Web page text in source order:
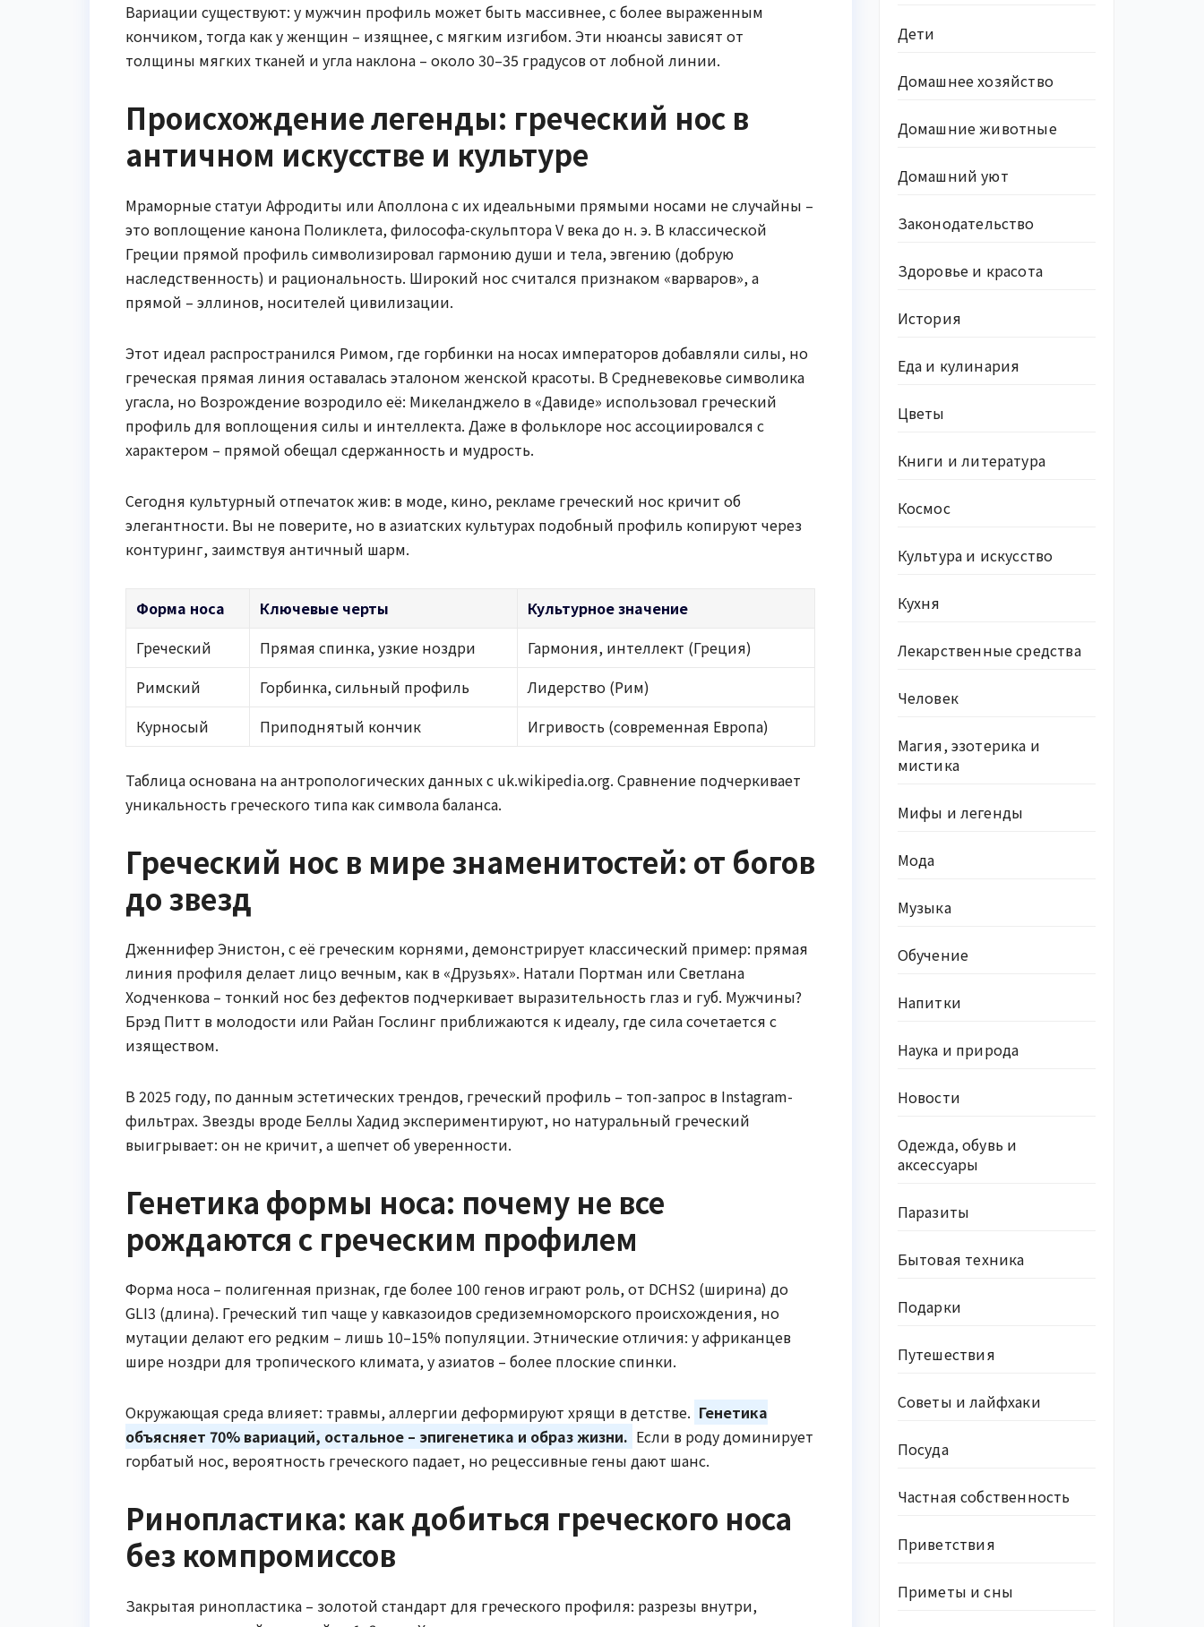
Вариации существуют: у мужчин профиль может быть массивнее, с более выраженным
кончиком, тогда как у женщин – изящнее, с мягким изгибом. Эти нюансы зависят от
толщины мягких тканей и угла наклона – около 30–35 градусов от лобной линии.
Происхождение легенды: греческий нос в
античном искусстве и культуре
Мраморные статуи Афродиты или Аполлона с их идеальными прямыми носами не случайны –
это воплощение канона Поликлета, философа-скульптора V века до н. э. В классической
Греции прямой профиль символизировал гармонию души и тела, эвгению (добрую
наследственность) и рациональность. Широкий нос считался признаком «варваров», а
прямой – эллинов, носителей цивилизации.
Этот идеал распространился Римом, где горбинки на носах императоров добавляли силы, но
греческая прямая линия оставалась эталоном женской красоты. В Средневековье символика
угасла, но Возрождение возродило её: Микеланджело в «Давиде» использовал греческий
профиль для воплощения силы и интеллекта. Даже в фольклоре нос ассоциировался с
характером – прямой обещал сдержанность и мудрость.
Сегодня культурный отпечаток жив: в моде, кино, рекламе греческий нос кричит об
элегантности. Вы не поверите, но в азиатских культурах подобный профиль копируют через
контуринг, заимствуя античный шарм.
Форма носа Ключевые черты
Культурное значение
Греческий
Прямая спинка, узкие ноздри
Гармония, интеллект (Греция)
Римский
Горбинка, сильный профиль
Лидерство (Рим)
Курносый
Приподнятый кончик Игривость (современная Европа)
Таблица основана на антропологических данных с uk.wikipedia.org. Сравнение подчеркивает
уникальность греческого типа как символа баланса.
Греческий нос в мире знаменитостей: от богов
до звезд
Дженнифер Энистон, с её греческим корнями, демонстрирует классический пример: прямая
линия профиля делает лицо вечным, как в «Друзьях». Натали Портман или Светлана
Ходченкова – тонкий нос без дефектов подчеркивает выразительность глаз и губ. Мужчины?
Брэд Питт в молодости или Райан Гослинг приближаются к идеалу, где сила сочетается с
изяществом.
В 2025 году, по данным эстетических трендов, греческий профиль – топ-запрос в Instagram-
фильтрах. Звезды вроде Беллы Хадид экспериментируют, но натуральный греческий
выигрывает: он не кричит, а шепчет об уверенности.
Генетика формы носа: почему не все
рождаются с греческим профилем
Форма носа – полигенная признак, где более 100 генов играют роль, от DCHS2 (ширина) до
GLI3 (длина). Греческий тип чаще у кавказоидов средиземноморского происхождения, но
мутации делают его редким – лишь 10–15% популяции. Этнические отличия: у африканцев
шире ноздри для тропического климата, у азиатов – более плоские спинки.
Окружающая среда влияет: травмы, аллергии деформируют хрящи в детстве. Генетика
объясняет 70% вариаций, остальное – эпигенетика и образ жизни. Если в роду доминирует
горбатый нос, вероятность греческого падает, но рецессивные гены дают шанс.
Ринопластика: как добиться греческого носа
без компромиссов
Закрытая ринопластика – золотой стандарт для греческого профиля: разрезы внутри,
Дети
Домашнее хозяйство
Домашние животные
Домашний уют
Законодательство
Здоровье и красота
История
Еда и кулинария
Цветы
Книги и литература
Космос
Культура и искусство
Кухня
Лекарственные средства
Человек
Магия, эзотерика и
мистика
Мифы и легенды
Мода
Музыка
Обучение
Напитки
Наука и природа
Новости
Одежда, обувь и
аксессуары
Паразиты
Бытовая техника
Подарки
Путешествия
Советы и лайфхаки
Посуда
Частная собственность
Приветствия
Приметы и сны